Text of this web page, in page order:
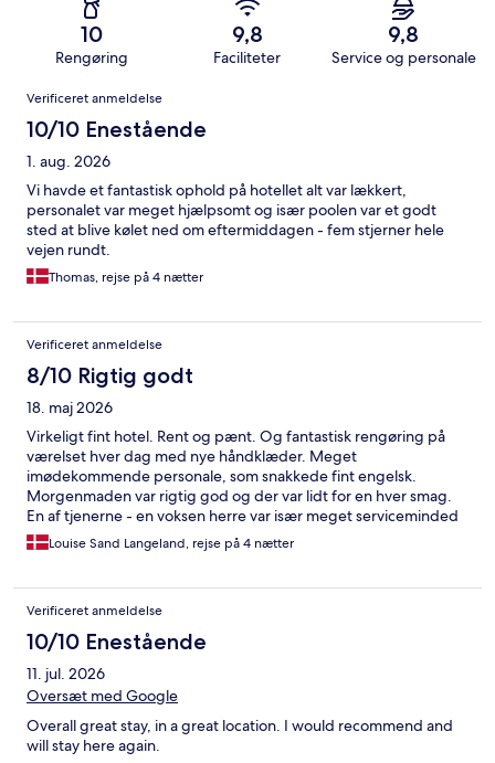
10
Rengøring
9,8
Faciliteter
9,8
Service og personale
Anmeldelser
Verificeret anmeldelse
10/10 Enestående
1. aug. 2026
Vi havde et fantastisk ophold på hotellet alt var lækkert,
personalet var meget hjælpsomt og især poolen var et godt
sted at blive kølet ned om eftermiddagen - fem stjerner hele
vejen rundt.
Thomas, rejse på 4 nætter
Verificeret anmeldelse
8/10 Rigtig godt
18. maj 2026
Virkeligt fint hotel. Rent og pænt. Og fantastisk rengøring på
værelset hver dag med nye håndklæder. Meget
imødekommende personale, som snakkede fint engelsk.
Morgenmaden var rigtig god og der var lidt for en hver smag.
En af tjenerne - en voksen herre var især meget serviceminded
og havde øje for, hvis der manglede noget - inden det
manglede. Virkelig god beliggenhed tæt på centrum og metro
hvis vi kommer til Madrid.
Louise Sand Langeland, rejse på 4 nætter
Verificeret anmeldelse
10/10 Enestående
11. jul. 2026
Oversæt med Google
Overall great stay, in a great location. I would recommend and
will stay here again.